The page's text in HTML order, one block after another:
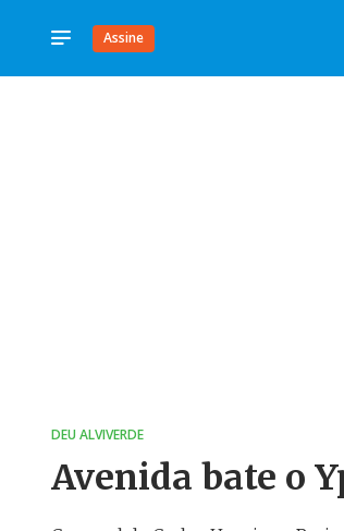
Assine
DEU ALVIVERDE
Avenida bate o